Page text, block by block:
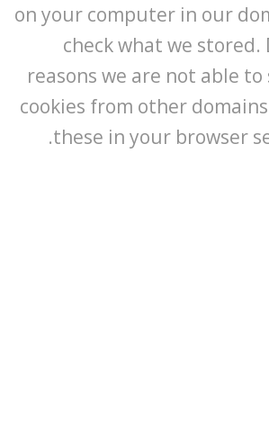
on your computer in our
check what we
reasons we are not able
cookies from other
these in your browser